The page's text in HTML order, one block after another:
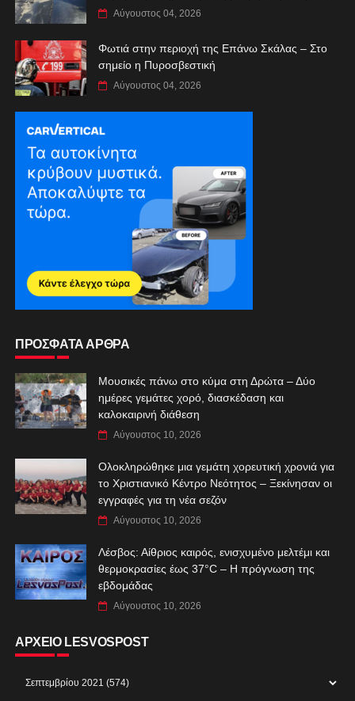
Αύγουστος 04, 2026
Φωτιά στην περιοχή της Επάνω Σκάλας – Στο
σημείο η Πυροσβεστική
Αύγουστος 04, 2026
ΠΡΟΣΦΑΤΑ ΑΡΘΡΑ
Μουσικές πάνω στο κύμα στη Δρώτα – Δύο
ημέρες γεμάτες χορό, διασκέδαση και
καλοκαιρινή διάθεση
Αύγουστος 10, 2026
Ολοκληρώθηκε μια γεμάτη χορευτική χρονιά για
το Χριστιανικό Κέντρο Νεότητος – Ξεκίνησαν οι
εγγραφές για τη νέα σεζόν
Αύγουστος 10, 2026
Λέσβος: Αίθριος καιρός, ενισχυμένο μελτέμι και
θερμοκρασίες έως 37°C – Η πρόγνωση της
εβδομάδας
Αύγουστος 10, 2026
ΑΡΧΕΙΟ LESVOSPOST